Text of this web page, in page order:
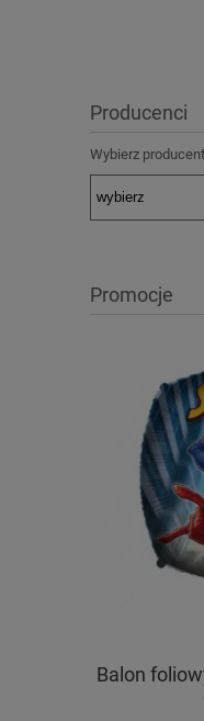
Producenci
Wybierz
Promocje
Balon